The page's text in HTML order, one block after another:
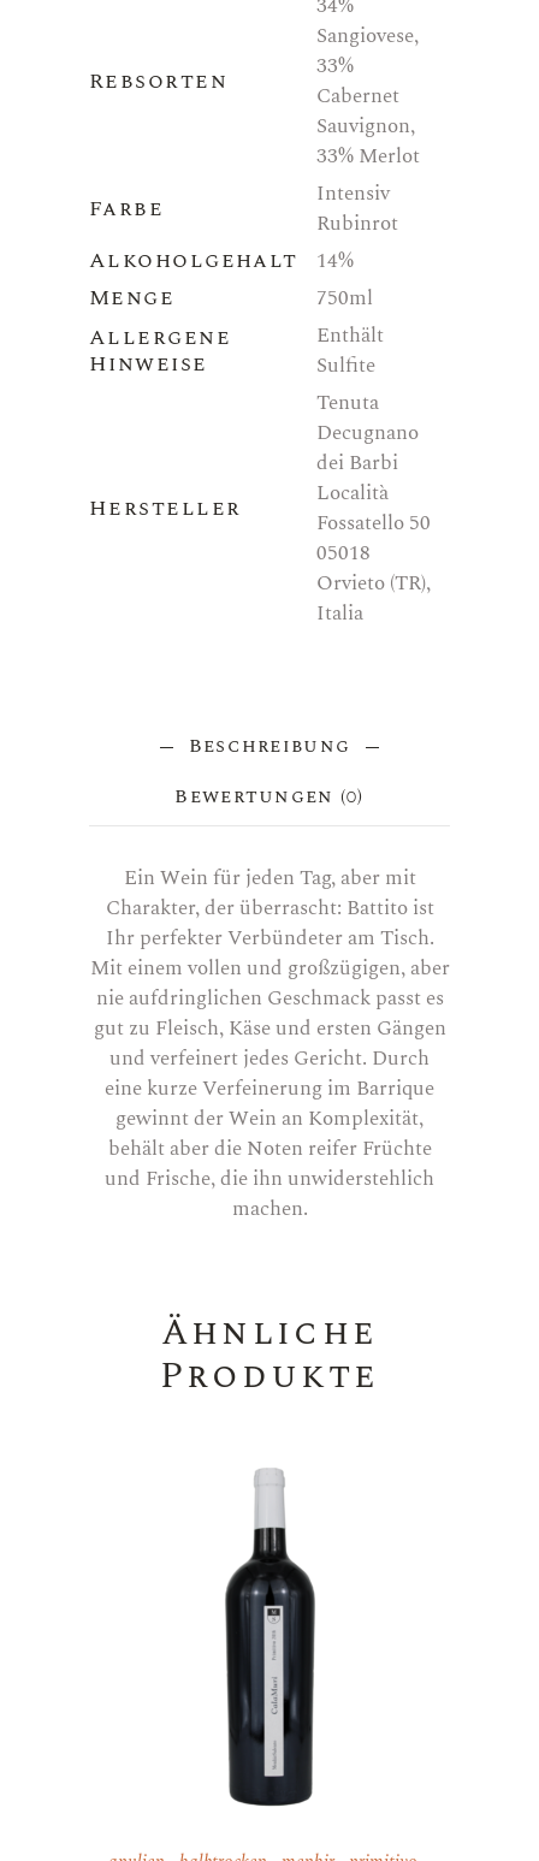
Rebsorten
Sangiovese,
33%
Cabernet
Sauvignon,
33% Merlot
Farbe
Intensiv
Rubinrot
Alkoholgehalt 14%
Menge 750ml
Allergene
Hinweise
Enthält
Sulfite
Hersteller
Tenuta
Decugnano
dei Barbi
Località
Fossatello 50
05018
Orvieto (TR),
Italia
Beschreibung
Bewertungen (0)
Ein Wein für jeden Tag, aber mit
Charakter, der überrascht: Battito ist
Ihr perfekter Verbündeter am Tisch.
Mit einem vollen und großzügigen, aber
nie aufdringlichen Geschmack passt es
gut zu Fleisch, Käse und ersten Gängen
und verfeinert jedes Gericht. Durch
eine kurze Verfeinerung im Barrique
gewinnt der Wein an Komplexität,
behält aber die Noten reifer Früchte
und Frische, die ihn unwiderstehlich
machen.
Ähnliche
Produkte